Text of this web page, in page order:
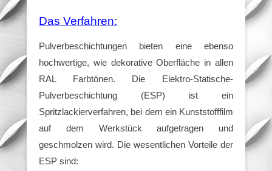
Das Verfahren:
Pulverbeschichtungen bieten eine ebenso
hochwertige, wie dekorative Oberfläche in allen
RAL Farbtönen. Die Elektro-Statische-
Pulverbeschichtung (ESP) ist ein
Spritzlackierverfahren, bei dem ein Kunststofffilm
auf dem Werkstück aufgetragen und
geschmolzen wird. Die wesentlichen Vorteile der
ESP sind: